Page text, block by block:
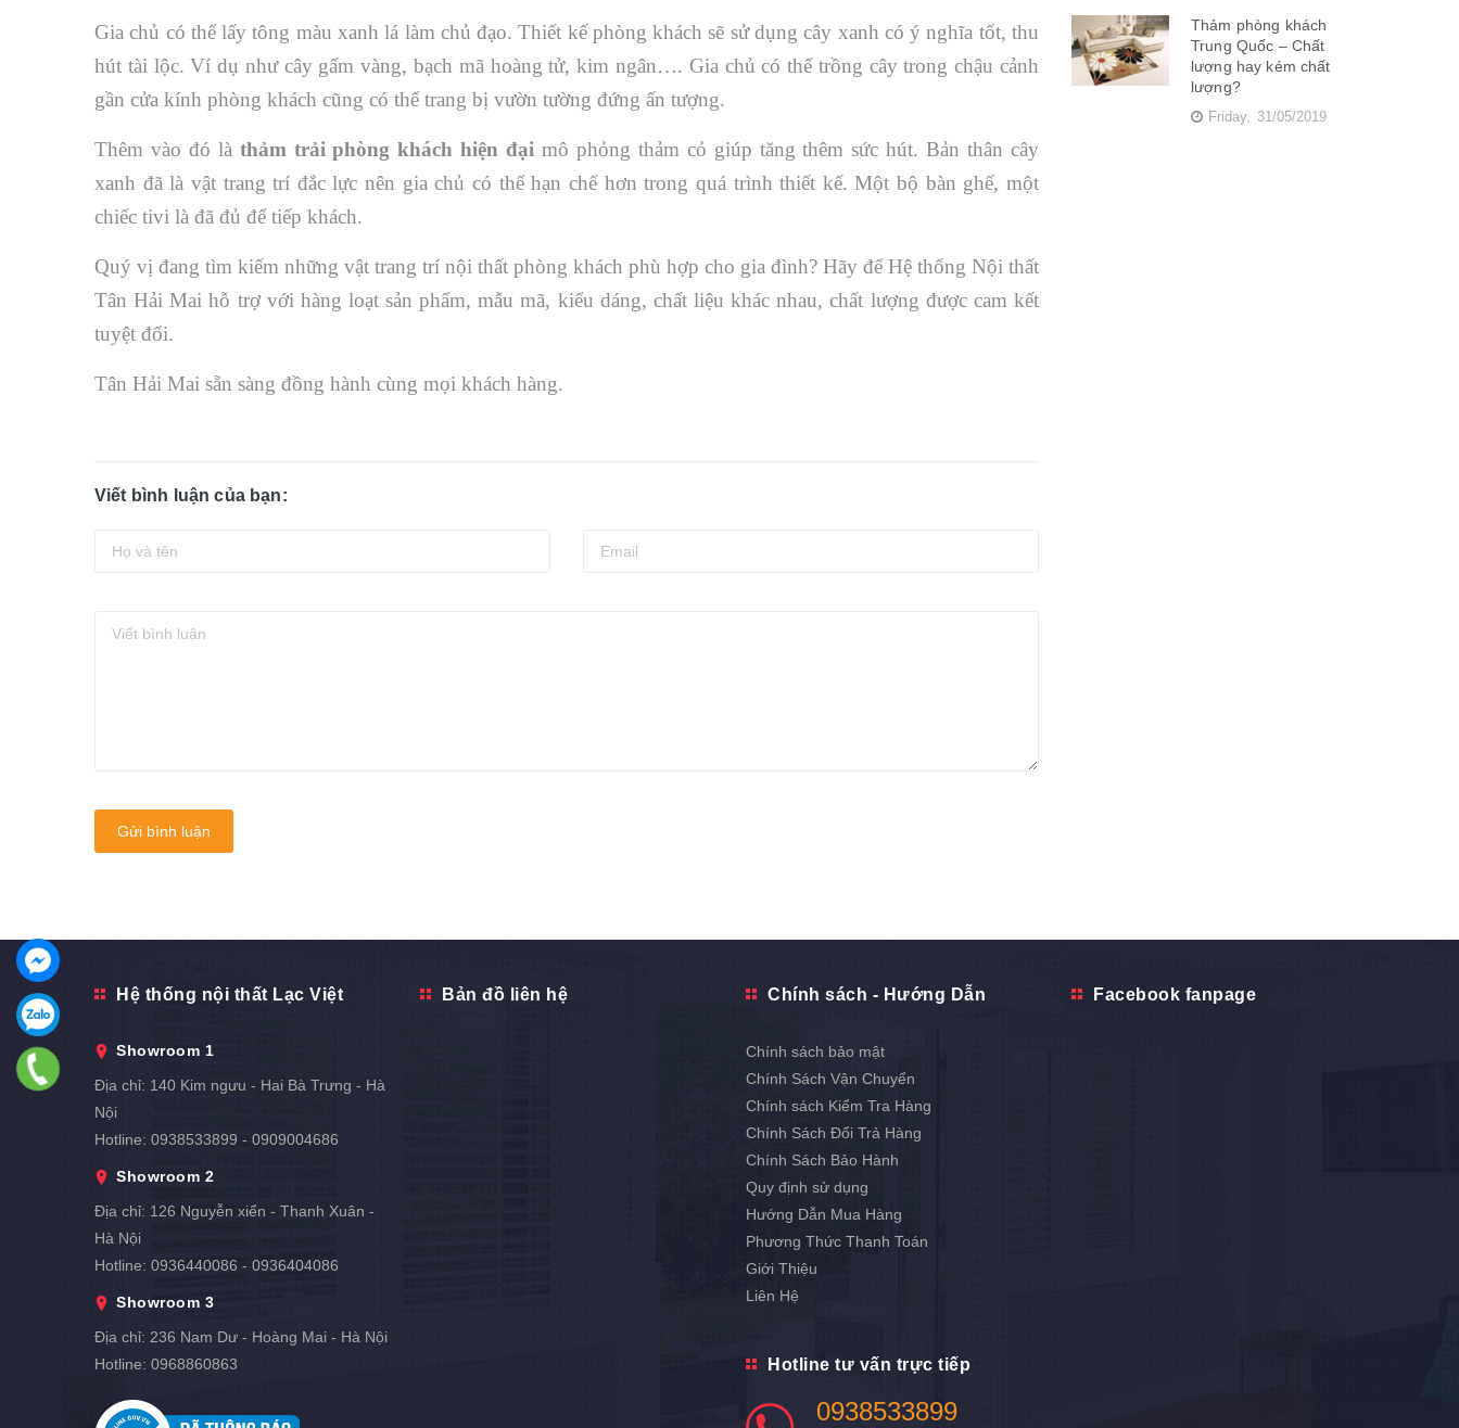
Gia chủ có thể lấy tông màu xanh lá làm chủ đạo. Thiết kế phòng khách sẽ sử dụng cây xanh có ý nghĩa tốt, thu
hút tài lộc. Ví dụ như cây gấm vàng, bạch mã hoàng tử, kim ngân…. Gia chủ có thể trồng cây trong chậu cảnh
gần cửa kính phòng khách cũng có thể trang bị vườn tường đứng ấn tượng.
Thêm vào đó là thảm trải phòng khách hiện đạimô phỏng thảm cỏ giúp tăng thêm sức hút. Bản thân cây
xanh đã là vật trang trí đắc lực nên gia chủ có thể hạn chế hơn trong quá trình thiết kế. Một bộ bàn ghế, một
chiếc tivi là đã đủ để tiếp khách.
Quý vị đang tìm kiếm những vật trang trí nội thất phòng khách phù hợp cho gia đình? Hãy để Hệ thống Nội thất
Tân Hải Mai hỗ trợ với hàng loạt sản phẩm, mẫu mã, kiểu dáng, chất liệu khác nhau, chất lượng được cam kết
tuyệt đối.
Tân Hải Mai sẵn sàng đồng hành cùng mọi khách hàng.
Viết bình luận của bạn:
Gửi bình luận
Thảm phòng khách
Trung Quốc – Chất
lượng hay kém chất
lượng?
Friday, 31/05/2019
Hệ thống nội thất Lạc Việt
Showroom 1
Địa chỉ: 140 Kim ngưu - Hai Bà Trưng - Hà
Nội
Hotline: 0938533899 - 0909004686
Showroom 2
Địa chỉ: 126 Nguyễn xiển - Thanh Xuân -
Hà Nội
Hotline: 0936440086 - 0936404086
Showroom 3
Địa chỉ: 236 Nam Dư - Hoàng Mai - Hà Nội
Hotline: 0968860863
Bản đồ liên hệ Chính sách - Hướng Dẫn
Chính sách bảo mật
Chính Sách Vận Chuyển
Chính sách Kiểm Tra Hàng
Chính Sách Đổi Trả Hàng
Chính Sách Bảo Hành
Quy định sử dụng
Hướng Dẫn Mua Hàng
Phương Thức Thanh Toán
Giới Thiệu
Liên Hệ
Hotline tư vấn trực tiếp
0938533899
Facebook fanpage